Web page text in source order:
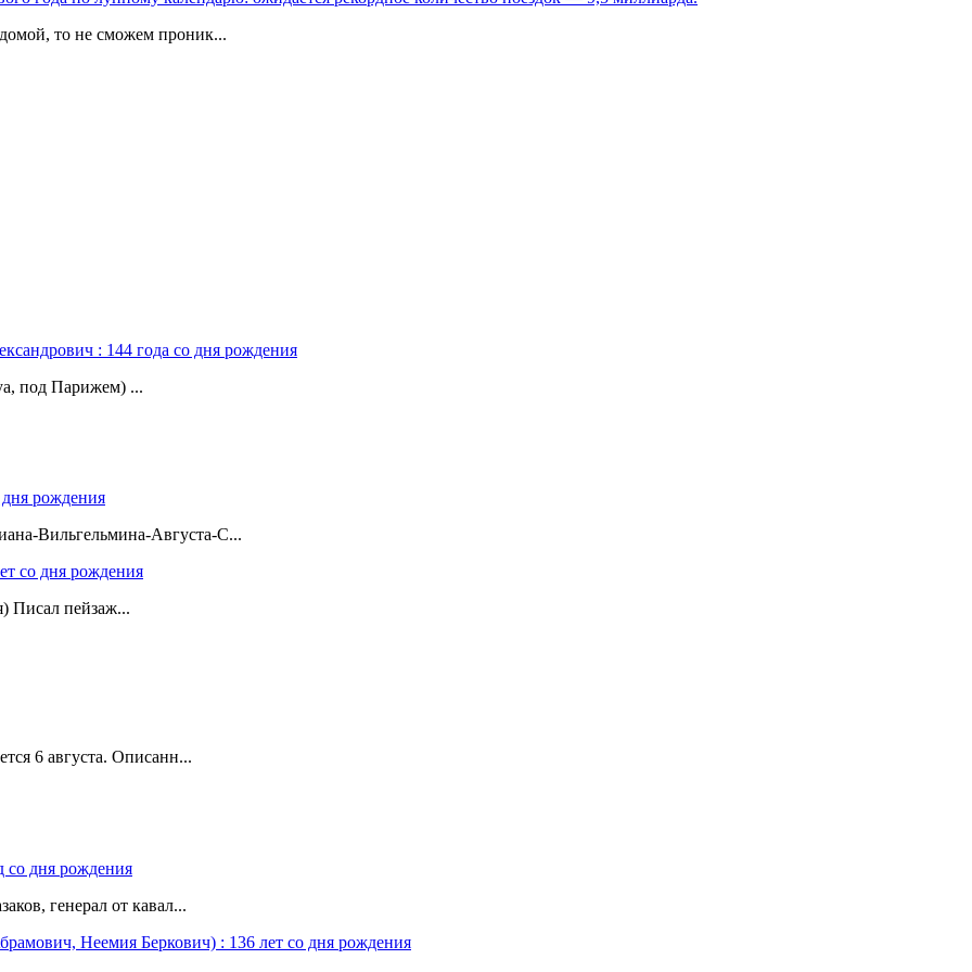
то не сможем проник...
: 144 года со дня рождения
под Парижем) ...
дня рождения
Вильгельмина-Августа-С...
со дня рождения
Писал пейзаж...
6 августа. Описанн...
со дня рождения
генерал от кавал...
Неемия Беркович) : 136 лет со дня рождения